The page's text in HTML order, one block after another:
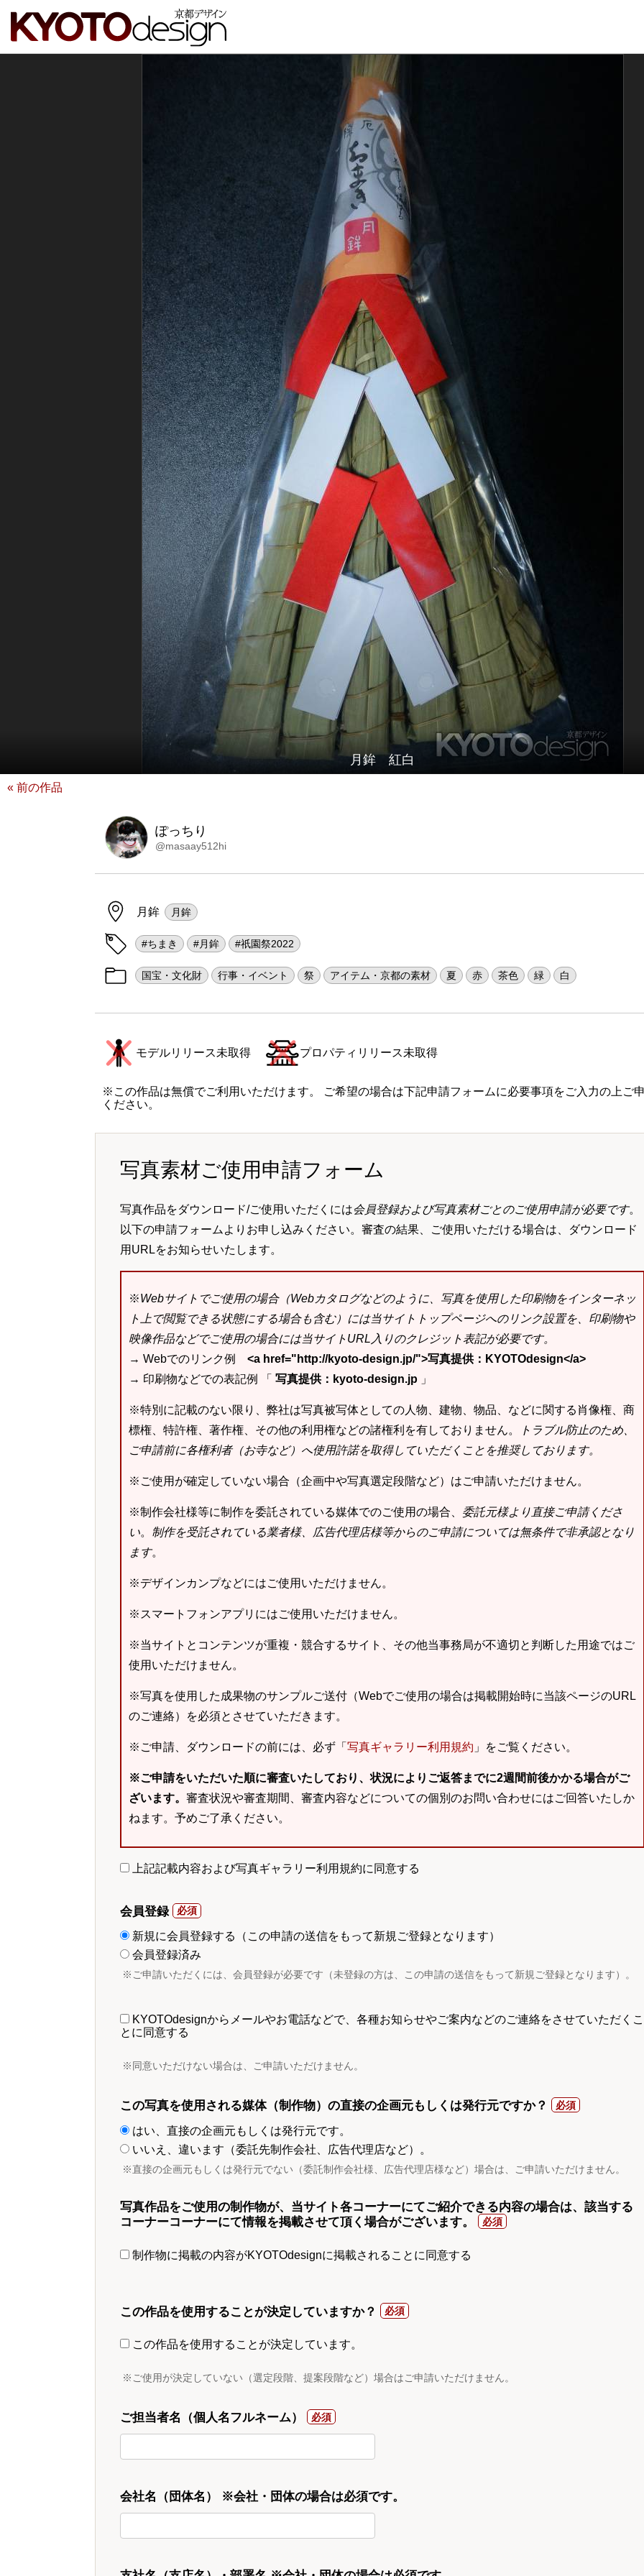
月鉾 紅白
« 前の作品
ぽっちり
@masaay512hi
月鉾 月鉾
#ちまき #月鉾 #祇園祭2022
国宝・文化財 行事・イベント 祭 アイテム・京都の素材 夏 赤 茶色 緑 白
モデルリリース未取得 プロパティリリース未取得
※この作品は無償でご利用いただけます。 ご希望の場合は下記申請フォームに必要事項をご入力の上ご
ください。
写真素材ご使用申請フォーム
写真作品をダウンロード/ご使用いただくには会員登録および写真素材ごとのご使用申請が必要です。
以下の申請フォームよりお申し込みください。審査の結果、ご使用いただける場合は、ダウンロード
用URLをお知らせいたします。
※Webサイトでご使用の場合（Webカタログなどのように、写真を使用した印刷物をインターネッ
ト上で閲覧できる状態にする場合も含む）には当サイトトップページへのリンク設置を、印刷物や
映像作品などでご使用の場合には当サイトURL入りのクレジット表記が必要です。
→ Webでのリンク例 <a href="http://kyoto-design.jp/">写真提供：KYOTOdesign</a>
→ 印刷物などでの表記例 「 写真提供：kyoto-design.jp 」
※特別に記載のない限り、弊社は写真被写体としての人物、建物、物品、などに関する肖像権、商
標権、特許権、著作権、その他の利用権などの諸権利を有しておりません。
トラブル防止のため、
ご申請前に各権利者（お寺など）へ使用許諾を取得していただくことを推奨しております。
※ご使用が確定していない場合（企画中や写真選定段階など）はご申請いただけません。
※制作会社様等に制作を委託されている媒体でのご使用の場合、 委託元様より直接ご申請くださ
い。 制作を受託されている業者様、広告代理店様等からのご申請については無条件で非承認となり
ます。
※デザインカンプなどにはご使用いただけません。
※スマートフォンアプリにはご使用いただけません。
※当サイトとコンテンツが重複・競合するサイト、その他当事務局が不適切と判断した用途ではご
使用いただけません。
※写真を使用した成果物のサンプルご送付（Webでご使用の場合は掲載開始時に当該ページのURL
のご連絡）を必須とさせていただきます。
※ご申請、ダウンロードの前には、必ず「 写真ギャラリー利用規約 」をご覧ください。
※ご申請をいただいた順に審査いたしており、状況によりご返答までに2週間前後かかる場合がご
ざいます。 審査状況や審査期間、審査内容などについての個別のお問い合わせにはご回答いたしか
ねます。予めご了承ください。
上記記載内容および写真ギャラリー利用規約に同意する
会員登録
新規に会員登録する（この申請の送信をもって新規ご登録となります）
会員登録済み
※ご申請いただくには、会員登録が必要です（未登録の方は、この申請の送信をもって新規ご登録となります）。
KYOTOdesignからメールやお電話などで、各種お知らせやご案内などのご連絡をさせていただくこ
とに同意する
※同意いただけない場合は、ご申請いただけません。
この写真を使用される媒体（制作物）の直接の企画元もしくは発行元ですか？
はい、直接の企画元もしくは発行元です。
いいえ、違います（委託先制作会社、広告代理店など）。
※直接の企画元もしくは発行元でない（委託制作会社様、広告代理店様など）場合は、ご申請いただけません。
写真作品をご使用の制作物が、当サイト各コーナーにてご紹介できる内容の場合は、該当する
コーナーコーナーにて情報を掲載させて頂く場合がございます。
制作物に掲載の内容がKYOTOdesignに掲載されることに同意する
この作品を使用することが決定していますか？
この作品を使用することが決定しています。
※ご使用が決定していない（選定段階、提案段階など）場合はご申請いただけません。
ご担当者名（個人名フルネーム）
会社名（団体名） ※会社・団体の場合は必須です。